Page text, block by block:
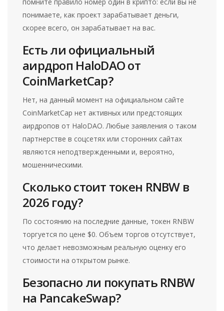
понимаете, как проект зарабатывает деньги,
скорее всего, он зарабатывает на вас.
Есть ли официальный
аирдроп HaloDAO от
CoinMarketCap?
Нет, на данный момент на официальном сайте
CoinMarketCap нет активных или предстоящих
аирдропов от HaloDAO. Любые заявления о таком
партнерстве в соцсетях или сторонних сайтах
являются неподтвержденными и, вероятно,
мошенническими.
Сколько стоит токен RNBW в
2026 году?
По состоянию на последние данные, токен RNBW
торгуется по цене $0. Объем торгов отсутствует,
что делает невозможным реальную оценку его
стоимости на открытом рынке.
Безопасно ли покупать RNBW
на PancakeSwap?